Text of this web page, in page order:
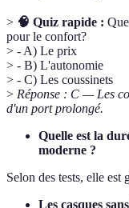
> 🧠 Quiz rapide :
pour le confort?
> - A) Le prix
> - B) L'autonomie
> - C) Les coussinets
> Réponse : C — Les
d'un port prolongé.
Quelle est la
moderne ?
Selon des tests, elle est
Les casques